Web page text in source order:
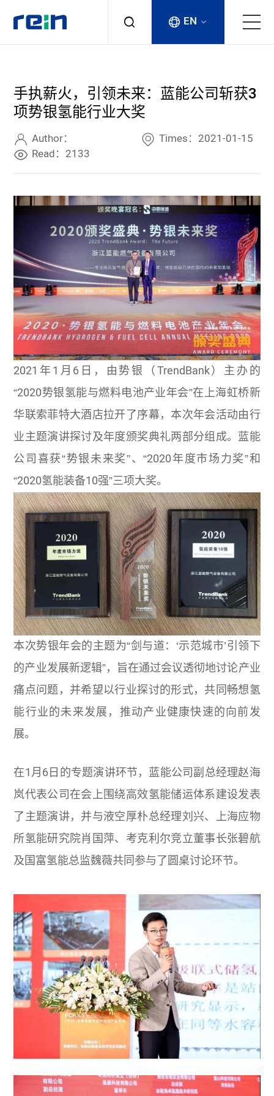
Products
Services
Cases
News & Events
EN
手执薪火，引领未来：蓝能公司斩获3
项势银氢能行业大奖
Author：
Times：2021-01-15
Read：2133
2021年1月6日，由势银（TrendBank）主办的
“2020势银氢能与燃料电池产业年会”在上海虹桥新
华联索菲特大酒店拉开了序幕，本次年会活动由行
业主题演讲探讨及年度颁奖典礼两部分组成。蓝能
公司喜获“势银未来奖”、“2020年度市场力奖”和
“2020氢能装备10强”三项大奖。
本次势银年会的主题为“剑与道：‘示范城市’引领下
的产业发展新逻辑”，旨在通过会议透彻地讨论产业
痛点问题，并希望以行业探讨的形式，共同畅想氢
能行业的未来发展，推动产业健康快速的向前发
展。
在1月6日的专题演讲环节，蓝能公司副总经理赵海
岚代表公司在会上围绕高效氢能储运体系建设发表
了主题演讲，并与液空厚朴总经理刘兴、上海应物
所氢能研究院肖国萍、考克利尔竞立董事长张碧航
及国富氢能总监魏薇共同参与了圆桌讨论环节。